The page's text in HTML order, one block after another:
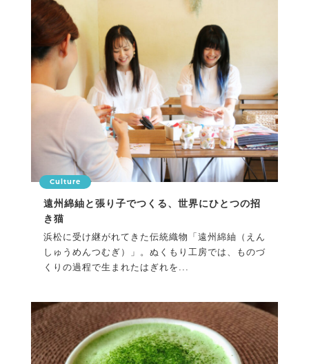
Culture
遠州綿紬と張り子でつくる、世界にひとつの招
き猫
浜松に受け継がれてきた伝統織物「遠州綿紬（えん
しゅうめんつむぎ）」。ぬくもり工房では、ものづ
くりの過程で生まれたはぎれを...